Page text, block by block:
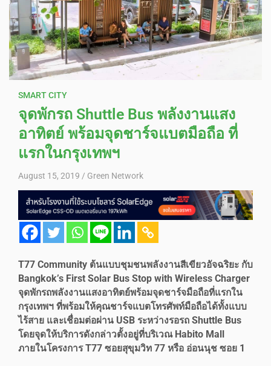
SMART CITY
จุดพักรถ Shuttle Bus พลังงานแสง
อาทิตย์ พร้อมจุดชาร์จแบตมือถือ ที่
แรกในกรุงเทพฯ
August 15, 2019 Green Network
T77 Community ต้นแบบชุมชนพลังงานสีเขียวอัจฉริยะ กับ
Bangkok’s First Solar Bus Stop with Wireless Charger
จุดพักรถพลังงานแสงอาทิตย์พร้อมจุดชาร์จมือถือที่แรกใน
กรุงเทพฯ ที่พร้อมให้คุณชาร์จแบตโทรศัพท์มือถือได้ทั้งแบบ
ไร้สาย และเชื่อมต่อผ่าน USB ระหว่างรอรถ Shuttle Bus
โดยจุดให้บริการดังกล่าวตั้งอยู่ที่บริเวณ Habito Mall
ภายในโครงการ T77 ซอยสุขุมวิท 77 หรือ อ่อนนุช ซอย 1